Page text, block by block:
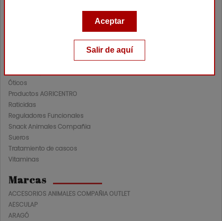
Nutraceuticos Animales Compañia
Nutracéuticos Ganadería
Óticos
Productos AGRICENTRO
Raticidas
Reguladores Funcionales
Snack Animales Compañia
Sueros
Tratamiento de cascos
Vitaminas
Marcas
ACCESORIOS ANIMALES COMPAÑIA OUTLET
AESCULAP
ARAGÓ
Aceptar
Salir de aquí